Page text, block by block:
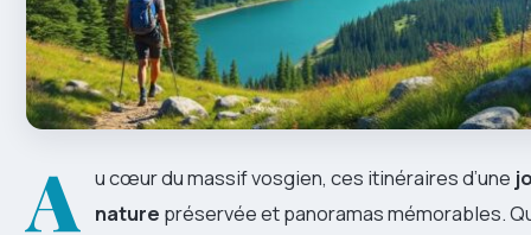
A u cœur du massif vosgien, ces itinéraires d’une
nature préservée et panoramas mémorables.